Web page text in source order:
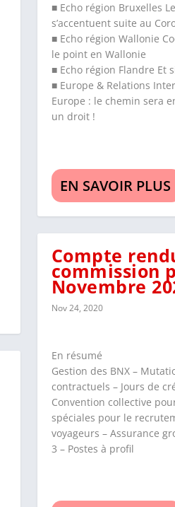
■ Echo région Bruxelles
s’accentuent suite au
■ Echo région Wallonie
le point en Wallonie
■ Echo région Flandre Et
■ Europe & Relations
Europe : le chemin sera
un droit !
EN SAVOIR PLUS
Compte
commission
Novembre
Nov 24, 2020
En résumé
Gestion des BNX –
contractuels – Jours de
Convention collective
spéciales pour le
voyageurs – Assurance
3 – Postes à profil